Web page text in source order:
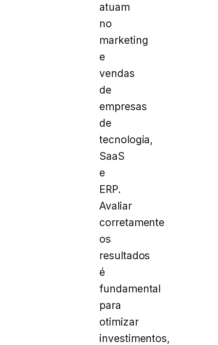
atuam
no
marketing
e
vendas
de
empresas
de
tecnologia,
SaaS
e
ERP.
Avaliar
corretamente
os
resultados
é
fundamental
para
otimizar
investimentos,